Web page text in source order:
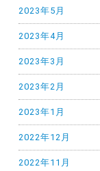
2023年5月
2023年4月
2023年3月
2023年2月
2023年1月
2022年12月
2022年11月